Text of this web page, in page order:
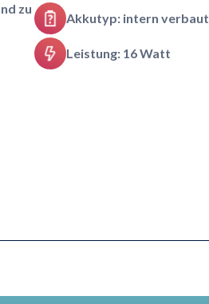
zu
Akkutyp: intern verbaut
Leistung: 16 Watt